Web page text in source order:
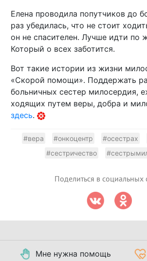
Елена проводила попутчиков до
раз убедилась, что не стоит
он не спасителен. Лучше идти по
Который о всех заботится.
Вот такие истории из жизни
«Скорой помощи». Поддержать
больничных сестер милосердия,
ходящих путем веры, добра и
здесь.
#вера #онкоцентр #осестрах
#сестричество
Поделиться в социальных
Мне нужна помощь